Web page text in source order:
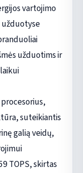
vartojimo
užduotims ir
suteikiantis
galią veidų,
TOPS, skirtas